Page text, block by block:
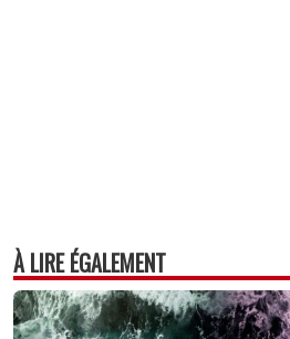
À LIRE ÉGALEMENT